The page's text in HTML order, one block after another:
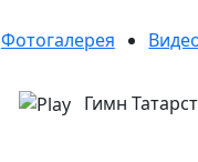
Фотогалерея
Гимн